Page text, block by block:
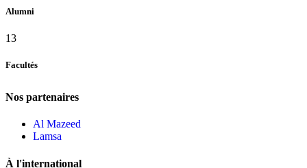
Alumni
13
Facultés
Nos partenaires
Al Mazeed
Lamsa
À l'international